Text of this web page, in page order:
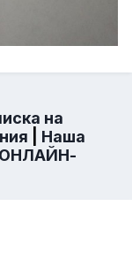
на
Наша
ОНЛАЙН-